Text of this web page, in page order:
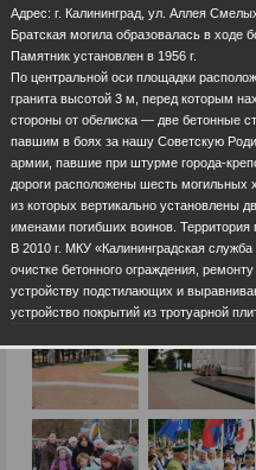
Адрес: г. Калининград, ул. Аллея
Братская могила образовалась в ходе
Памятник установлен в 1956 г.
По центральной оси площадки
гранита высотой 3 м, перед которым
стороны от обелиска — две бетонные
павшим в боях за нашу Советскую
армии, павшие при штурме города-
дороги расположены шесть
из которых вертикально установлены
именами погибших воинов.
В 2010 г. МКУ «Калининградская
очистке бетонного ограждения,
устройству подстилающих и
устройство покрытий из тротуарной